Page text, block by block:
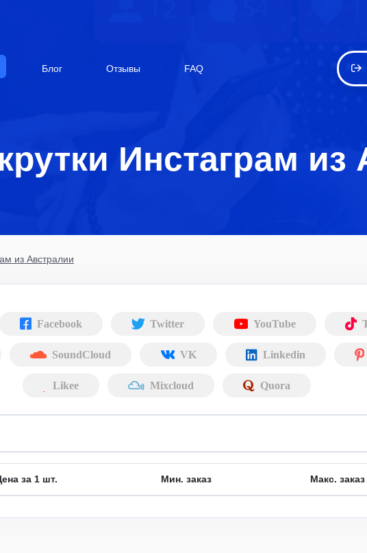
Блог Отзывы FAQ
Инстаграм из
из Австралии
Facebook Twitter YouTube
SoundCloud VK Linkedin
Likee Mixcloud Quora
за 1 шт. Мин. заказ Макс. заказ